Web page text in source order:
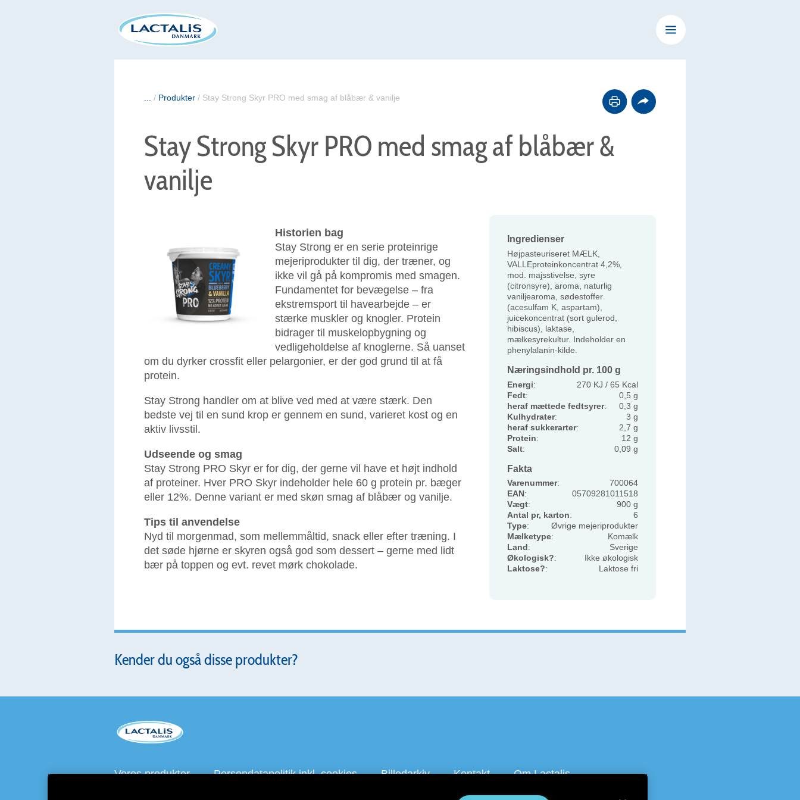
/ Produkter / Stay Strong Skyr PRO med smag af blåbær & vanilje
Stay Strong Skyr PRO med smag af blåbær &
vanilje
Historien bag
Stay Strong er en serie proteinrige
mejeriprodukter til dig, der træner, og
ikke vil gå på kompromis med smagen.
Fundamentet for bevægelse – fra
ekstremsport til havearbejde – er
stærke muskler og knogler. Protein
bidrager til muskelopbygning og
vedligeholdelse af knoglerne. Så uanset
om du dyrker crossfit eller pelargonier, er der god grund til at få
protein.
Stay Strong handler om at blive ved med at være stærk. Den
bedste vej til en sund krop er gennem en sund, varieret kost og en
aktiv livsstil.
Udseende og smag
Stay Strong PRO Skyr er for dig, der gerne vil have et højt indhold
af proteiner. Hver PRO Skyr indeholder hele 60 g protein pr. bæger
eller 12%. Denne variant er med skøn smag af blåbær og vanilje.
Tips til anvendelse
Nyd til morgenmad, som mellemmåltid, snack eller efter træning. I
det søde hjørne er skyren også god som dessert – gerne med lidt
bær på toppen og evt. revet mørk chokolade.
Ingredienser
Højpasteuriseret MÆLK,
VALLEproteinkoncentrat 4,2%,
mod. majsstivelse, syre
(citronsyre), aroma, naturlig
vaniljearoma, sødestoffer
(acesulfam K, aspartam),
juicekoncentrat (sort gulerod,
hibiscus), laktase,
mælkesyrekultur. Indeholder en
phenylalanin-kilde.
Næringsindhold pr. 100 g
Energi:
270 KJ / 65 Kcal
Fedt:
0,5 g
heraf mættede fedtsyrer:
0,3 g
Kulhydrater:
3 g
heraf sukkerarter:
2,7 g
Protein:
12 g
Salt: 0,09 g
Fakta
Varenummer:
700064
EAN:
05709281011518
Vægt:
900 g
Antal pr, karton:
6
Type:
Øvrige mejeriprodukter
Mælketype:
Komælk
Land:
Sverige
Økologisk?:
Ikke økologisk
Laktose?: Laktose fri
Kender du også disse produkter?
Vores produkter Persondatapolitik inkl. cookies Billedarkiv Kontakt Om Lactalis